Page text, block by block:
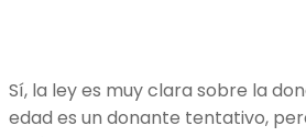
Sí, la ley es muy clara sobre la
edad es un donante tentativo,